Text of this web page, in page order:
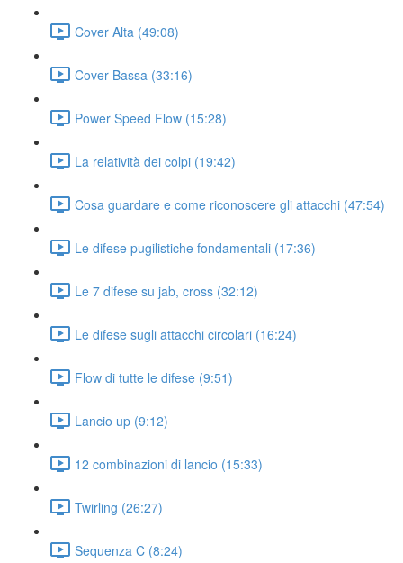
Cover Alta (49:08)
Cover Bassa (33:16)
Power Speed Flow (15:28)
La relatività dei colpi (19:42)
Cosa guardare e come riconoscere gli attacchi (47:54)
Le difese pugilistiche fondamentali (17:36)
Le 7 difese su jab, cross (32:12)
Le difese sugli attacchi circolari (16:24)
Flow di tutte le difese (9:51)
Lancio up (9:12)
12 combinazioni di lancio (15:33)
Twirling (26:27)
Sequenza C (8:24)